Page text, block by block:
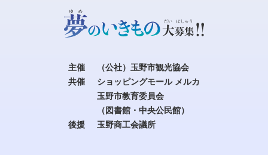
主催
（公社）玉野市観光協会
共催
ショッピングモール メルカ
玉野市教育委員会
（図書館・中央公民館）
後援
玉野商工会議所